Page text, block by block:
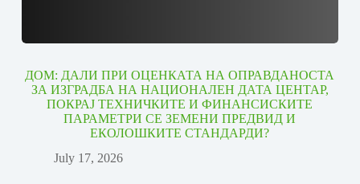
ДОМ: ДАЛИ ПРИ ОЦЕНКАТА НА ОПРАВДАНОСТА
ЗА ИЗГРАДБА НА НАЦИОНАЛЕН ДАТА ЦЕНТАР,
ПОКРАЈ ТЕХНИЧКИТЕ И ФИНАНСИСКИТЕ
ПАРАМЕТРИ СЕ ЗЕМЕНИ ПРЕДВИД И
ЕКОЛОШКИТЕ СТАНДАРДИ?
July 17, 2026